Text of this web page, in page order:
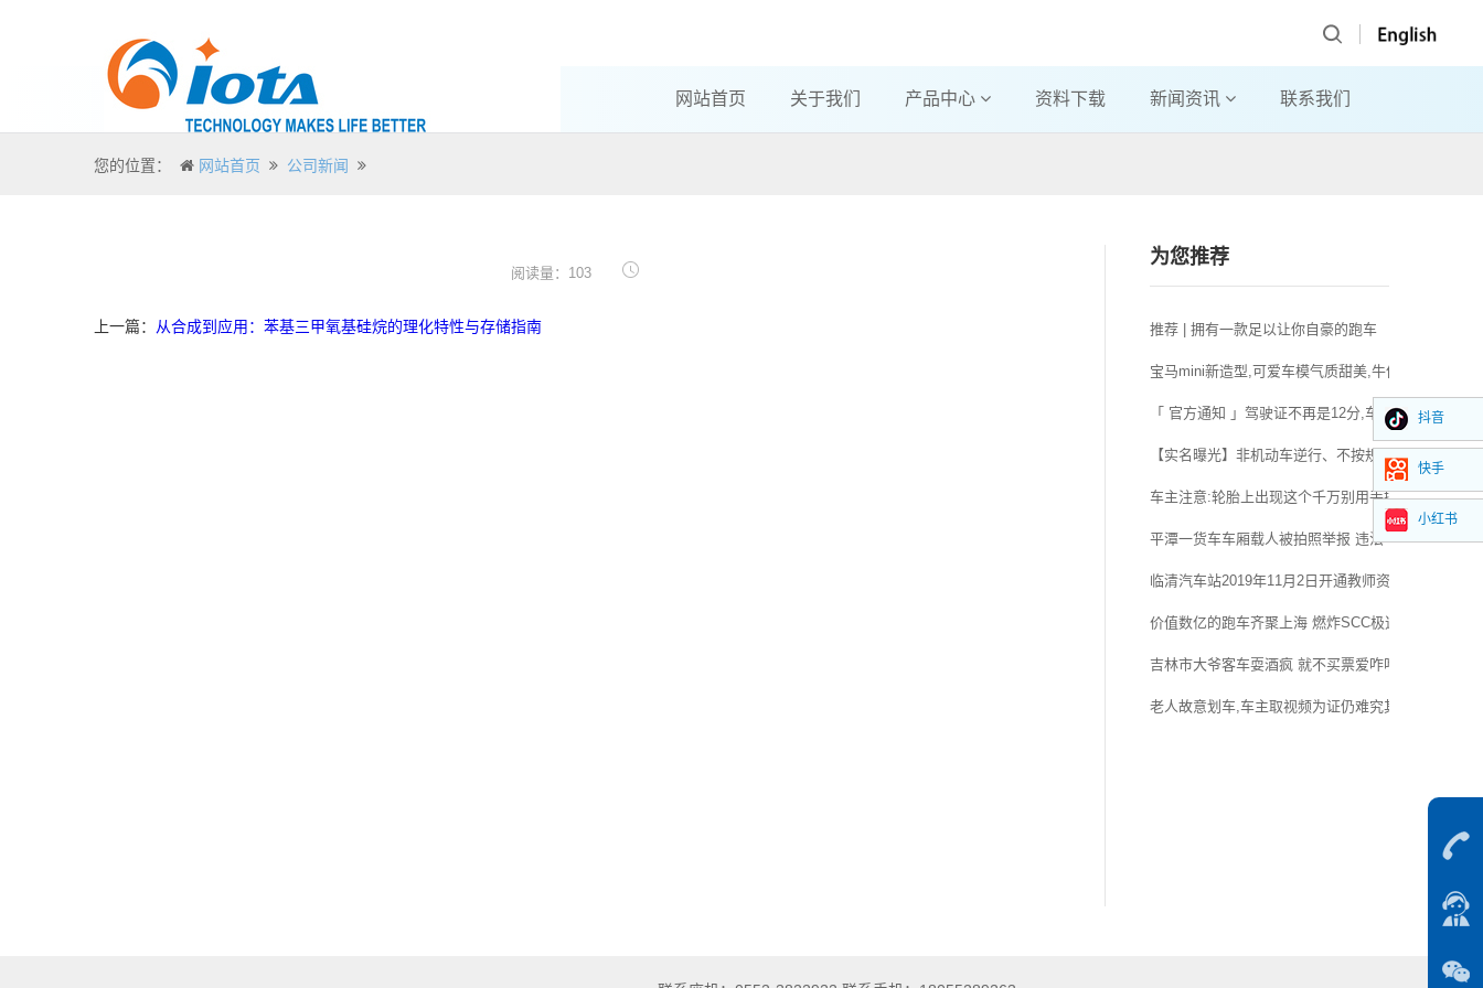
网站首页 关于我们 产品中心 资料下载 新闻资讯 联系我们
您的位置： 网站首页 公司新闻
阅读量：103
上一篇： 从合成到应用：苯基三甲氧基硅烷的理化特性与存储指南
为您推荐
推荐 | 拥有一款足以让你自豪的跑车
宝马mini新造型,可爱车模气质甜美,牛仔短裤显身材
「 官方通知 」驾驶证不再是12分,车辆不再“年检
【实名曝光】非机动车逆行、不按规定车道行驶违
车主注意:轮胎上出现这个千万别用手摸!
平潭一货车车厢载人被拍照举报 违法车牌同曝光并
临清汽车站2019年11月2日开通教师资格证考场直通
价值数亿的跑车齐聚上海 燃炸SCC极速赛道嘉年华
吉林市大爷客车耍酒疯 就不买票爱咋咋地 谁也别想
老人故意划车,车主取视频为证仍难究其责任!应该怎
抖音
快手
小红书